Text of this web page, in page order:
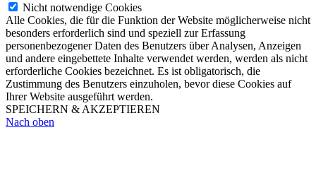
Nicht notwendige Cookies
Alle Cookies, die für die Funktion der Website möglicherweise nicht
besonders erforderlich sind und speziell zur Erfassung
personenbezogener Daten des Benutzers über Analysen, Anzeigen
und andere eingebettete Inhalte verwendet werden, werden als nicht
erforderliche Cookies bezeichnet. Es ist obligatorisch, die
Zustimmung des Benutzers einzuholen, bevor diese Cookies auf
Ihrer Website ausgeführt werden.
SPEICHERN & AKZEPTIEREN
Nach oben